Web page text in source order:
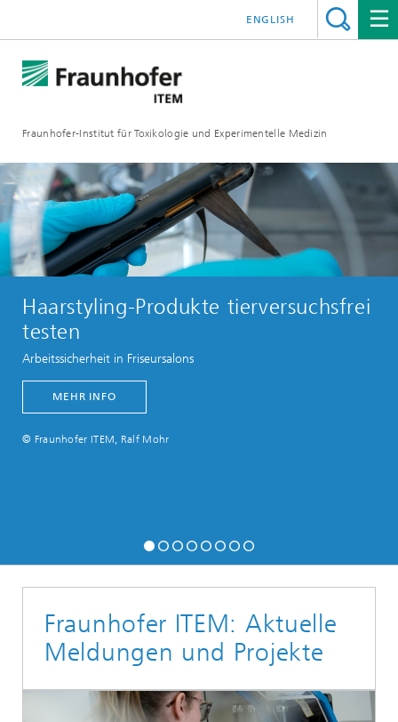
Fraunhofer-Institut für Toxikologie und Experimentelle Medizin
ENGLISH
Haarstyling-Produkte tierversuchsfrei
testen
Arbeitssicherheit in Friseursalons
MEHR INFO
© Fraunhofer ITEM, Ralf Mohr
Fraunhofer ITEM: Aktuelle
Meldungen und Projekte